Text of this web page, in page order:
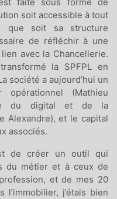
soit accessible à tout
que soit sa structure
de réfléchir à une
avec la Chancellerie.
la SPFPL en
société a aujourd’hui un
(Mathieu
du digital et de la
Alexandre), et le capital
associés.
de créer un outil qui
du métier et à ceux de
et de mes 20
l’immobilier, j’étais bien